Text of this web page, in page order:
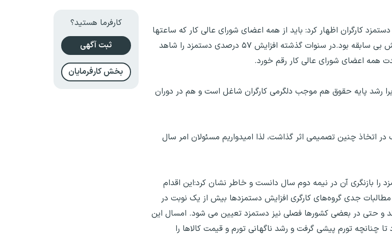
ایسنا، در ارزیابی افزایش ۶۰ درصدی حداقل دستمزد کارگران اظهار کرد: باید از همه اعضای شورای عالی کار که ساعتها
وقت گذاشتند تا چنین نتیجه ای حاصل شد تشکر کنیم.حقیقتا این افزایش بی سابقه بود.در سنوات گذشته افزایش ۵۷ درصدی دستمزد را شاهد
رشد پایه حقوق هم موجب دلگرمی کارگران شاغل است و هم در دوران
اتخاذ چنین تصمیمی اثر گذاشت، لذا امیدواریم مسئولان امر سال
را بازنگری آن در نیمه دوم سال دانست و خاطر نشان کرد:این اقدام
جدی گروه‌های کارگری افزایش دستمزدها بیش از یک نوبت در
و حتی در بعضی کشورها فصلی نیز دستمزد تعیین می شود. امسال این
چنانچه تورم پیشی گرفت و رشد ناگهانی تورم و قیمت کالاها را
کارفرما هستید؟
ثبت آگهی
بخش کارفرمایان